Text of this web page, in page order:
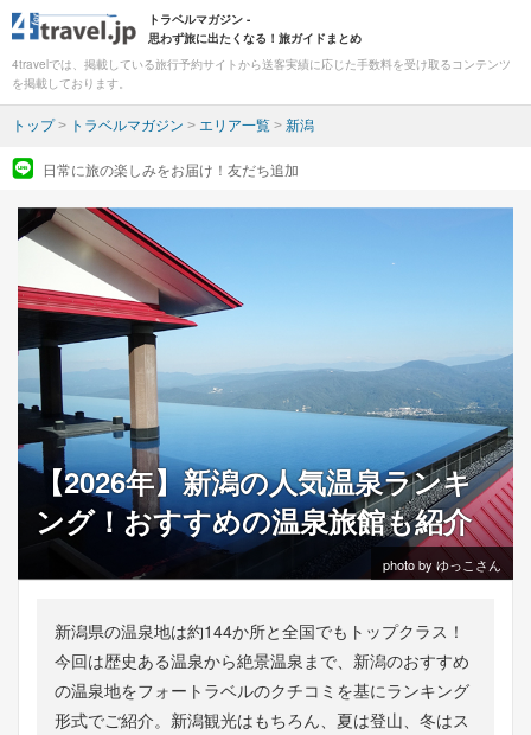
トラベルマガジン -
思わず旅に出たくなる！旅ガイドまとめ
4travelでは、掲載している旅行予約サイトから送客実績に応じた手数料を受け取るコンテンツ
を掲載しております。
トップ> トラベルマガジン > エリア一覧 > 新潟
日常に旅の楽しみをお届け！友だち追加
【2026年】新潟の人気温泉ランキ
ング！おすすめの温泉旅館も紹介
photo by ゆっこさん
新潟県の温泉地は約144か所と全国でもトップクラス！
今回は歴史ある温泉から絶景温泉まで、新潟のおすすめ
の温泉地をフォートラベルのクチコミを基にランキング
形式でご紹介。新潟観光はもちろん、夏は登山、冬はス